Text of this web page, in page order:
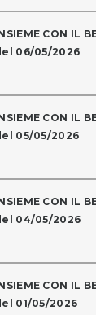
CON IL
06/05/2026
CON IL
05/05/2026
CON IL
04/05/2026
CON IL
01/05/2026